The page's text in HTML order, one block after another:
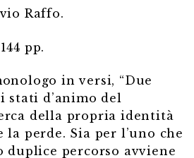
Raffo.
pp.
in versi, “Due
stati d’animo del
della propria identità
la perde. Sia per l’uno che
duplice percorso avviene